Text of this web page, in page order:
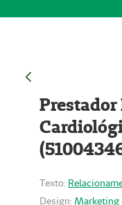
Prestador
Texto:
Design: Marketing